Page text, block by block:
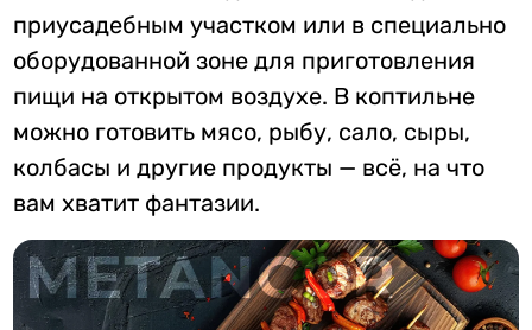
приусадебным участком или в специально
оборудованной зоне для приготовления
пищи на открытом воздухе. В коптильне
можно готовить мясо, рыбу, сало, сыры,
колбасы и другие продукты — всё, на что
вам хватит фантазии.